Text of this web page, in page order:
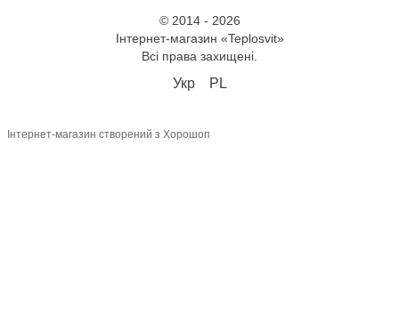
© 2014 - 2026
Інтернет-магазин «Teplosvit»
Всі права захищені.
Укр PL
Інтернет-магазин створений з Хорошоп